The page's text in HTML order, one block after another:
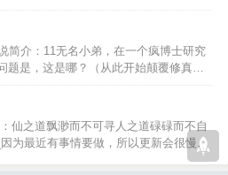
简介：11无名小弟，在一个疯博士研究
题是，这是哪？（从此开始颠覆修真界
仙之道飘渺而不可寻人之道碌碌而不自
为最近有事情要做，所以更新会很慢，